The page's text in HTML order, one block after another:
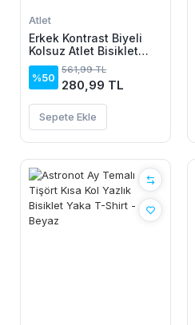
Atlet
Erkek Kontrast Biyeli
Kolsuz Atlet Bisiklet
Yaka Yazlık Basic Atlet
- İndigo
%50
561,99 TL
280,99 TL
Sepete Ekle